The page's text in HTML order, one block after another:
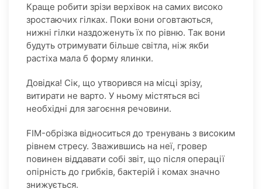
Краще робити зрізи верхівок на самих високо
зростаючих гілках. Поки вони оговтаються,
нижні гілки наздоженуть їх по рівню. Так вони
будуть отримувати більше світла, ніж якби
растіха мала б форму ялинки.
Довідка! Сік, що утворився на місці зрізу,
витирати не варто. У ньому містяться всі
необхідні для загоєння речовини.
FIM-обрізка відноситься до тренувань з високим
рівнем стресу. Зважившись на неї, гровер
повинен віддавати собі звіт, що після операції
опірність до грибків, бактерій і комах значно
знижується.